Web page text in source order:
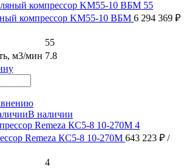
компрессор KM55-10 ВБМ 6 294 369 ₽
55
м3/мин 7.8
В наличии
Remeza КС5-8 10-270М 643 223 ₽ /
4